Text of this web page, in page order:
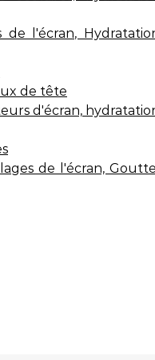
l'écran,
de tête
d'écran,
de l'écran,